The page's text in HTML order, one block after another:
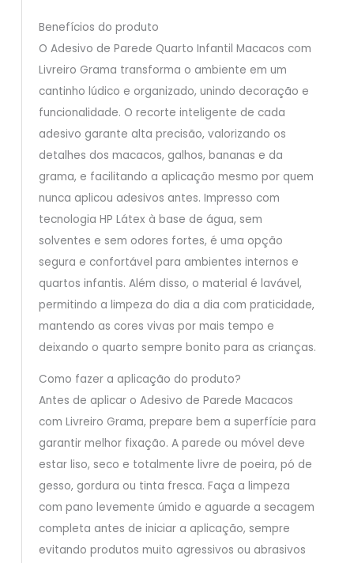
Benefícios do produto
O Adesivo de Parede Quarto Infantil Macacos com
Livreiro Grama transforma o ambiente em um
cantinho lúdico e organizado, unindo decoração e
funcionalidade. O recorte inteligente de cada
adesivo garante alta precisão, valorizando os
detalhes dos macacos, galhos, bananas e da
grama, e facilitando a aplicação mesmo por quem
nunca aplicou adesivos antes. Impresso com
tecnologia HP Látex à base de água, sem
solventes e sem odores fortes, é uma opção
segura e confortável para ambientes internos e
quartos infantis. Além disso, o material é lavável,
permitindo a limpeza do dia a dia com praticidade,
mantendo as cores vivas por mais tempo e
deixando o quarto sempre bonito para as crianças.
Como fazer a aplicação do produto?
Antes de aplicar o Adesivo de Parede Macacos
com Livreiro Grama, prepare bem a superfície para
garantir melhor fixação. A parede ou móvel deve
estar liso, seco e totalmente livre de poeira, pó de
gesso, gordura ou tinta fresca. Faça a limpeza
com pano levemente úmido e aguarde a secagem
completa antes de iniciar a aplicação, sempre
evitando produtos muito agressivos ou abrasivos